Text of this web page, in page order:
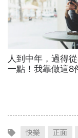
人到中年，過得
一點！我靠做這8
快樂 正面